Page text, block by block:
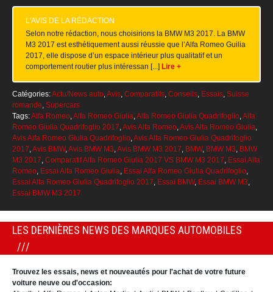
L'AVIS DE LA RÉDACTION
Selon notre rédaction, nous choisirions la BMW M3 2017. La BMW
M3 2017 est esthétiquement aussi réussie que l’Alfa Romeo Guilia
2017, elle dispose d’un espace intérieur plus qualitatif et un
comportement routier plus intéressan [...] Lire +
Catégories:Actu/News auto,Avis, Comparatifs, Conseils, Essais, Suisse
romande, Supercars
Tags:Alfa Romeo,Alfa Romeo Giulia,Alfa Romeo Giulia Quadrifoglio,Alfa
Romeo Giulia Quadrifoglio 2017,Avis Alfa Romeo,Avis Alfa Romeo Giulia,
Avis Alfa Romeo Giulia Quadrifoglio,Avis Alfa Romeo Giulia Quadrifoglio
2017,Avis BMW,Avis BMW M3,Avis BMW M3 2017, BMW, BMW M3, BMW
M3 2017, Comparatif Alfa Romeo Giulia 2017 VS BMW M3 2017, Essai Alfa
Romeo, Essai Alfa Romeo Giulia, Essai Alfa Romeo Giulia Quadrifoglio,
Essai Alfa Romeo Giulia Quadrifoglio 2017, Essai BMW, Essai BMW M3,
Essai BMW M3 2017
LES DERNIÈRES NEWS DES MARQUES AUTOMOBILES
Trouvez les essais, news et nouveautés pour l'achat de votre future
voiture neuve ou d'occasion: